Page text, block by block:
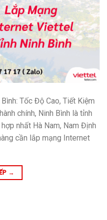
Tốc Độ Cao, Tiết Kiệm
chính, Ninh Bình là tỉnh
nhất Hà Nam, Nam Định
cần lắp mạng Internet
→